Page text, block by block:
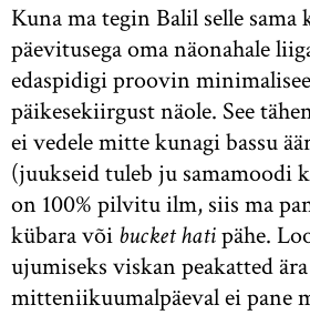
Kuna ma tegin Balil selle sama
päevitusega oma näonahale
edaspidigi proovin
päikesekiirgust näole. See
ei vedele mitte kunagi bassu
(juukseid tuleb ju samamoodi
on 100% pilvitu ilm, siis ma
kübara või bucket hatipähe.
ujumiseks viskan peakatted
mitteniikuumalpäeval ei pane